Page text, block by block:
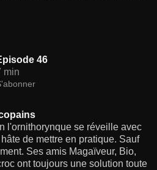
46
min
l'ornithorynque se réveille avec
de mettre en pratique. Sauf
Ses amis Magaïveur, Bio,
ont toujours une solution toute